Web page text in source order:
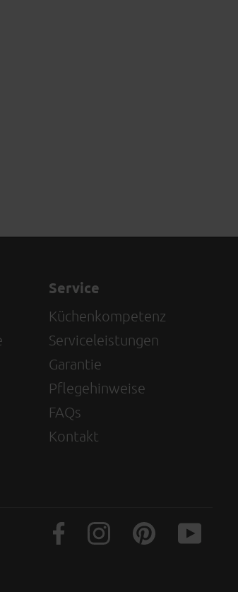
Service
Küchenkompetenz
Serviceleistungen
Garantie
Pflegehinweise
FAQs
Kontakt